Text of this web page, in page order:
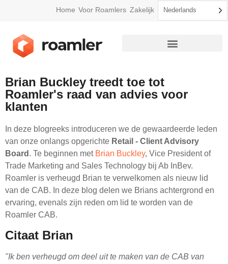
Home Voor Roamlers Zakelijk Nederlands
Brian Buckley treedt toe tot
Roamler's raad van advies voor
klanten
In deze blogreeks introduceren we de gewaardeerde leden
van onze onlangs opgerichte Retail - Client Advisory
Board . Te beginnen met Brian Buckley, Vice President of
Trade Marketing and Sales Technology bij Ab InBev.
Roamler is verheugd Brian te verwelkomen als nieuw lid
van de CAB. In deze blog delen we Brians achtergrond en
ervaring, evenals zijn reden om lid te worden van de
Roamler CAB.
Citaat Brian
"Ik ben verheugd om deel uit te maken van de CAB van